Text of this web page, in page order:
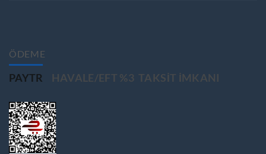
ÖDEME
PAYTR HAVALE/EFT %3 TAKSIT IMKANI